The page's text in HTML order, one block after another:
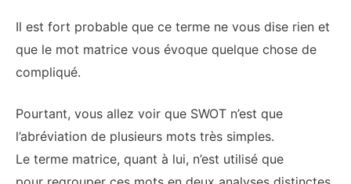
Il est fort probable que ce terme ne vous dise rien et
que le mot matrice vous évoque quelque chose de
compliqué.
Pourtant, vous allez voir que SWOT n’est que
l’abréviation de plusieurs mots très simples.
Le terme matrice, quant à lui, n’est utilisé que